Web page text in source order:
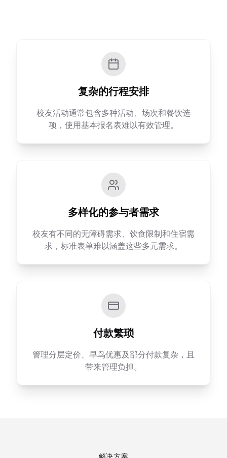
复杂的行程安排
校友活动通常包含多种活动、场次和餐饮选
项，使用基本报名表难以有效管理。
多样化的参与者需求
校友有不同的无障碍需求、饮食限制和住宿需
求，标准表单难以涵盖这些多元需求。
付款繁琐
管理分层定价、早鸟优惠及部分付款复杂，且
带来管理负担。